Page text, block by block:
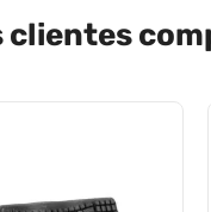
clientes